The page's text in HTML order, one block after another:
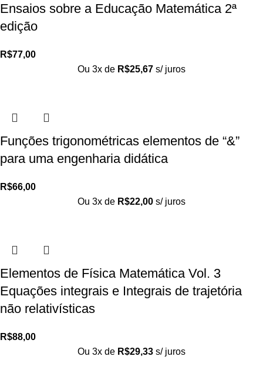
Ensaios sobre a Educação Matemática 2ª
edição
R$77,00
Ou 3x de R$25,67 s/ juros
Funções trigonométricas elementos de “&”
para uma engenharia didática
R$66,00
Ou 3x de R$22,00 s/ juros
Elementos de Física Matemática Vol. 3
Equações integrais e Integrais de trajetória
não relativísticas
R$88,00
Ou 3x de R$29,33 s/ juros